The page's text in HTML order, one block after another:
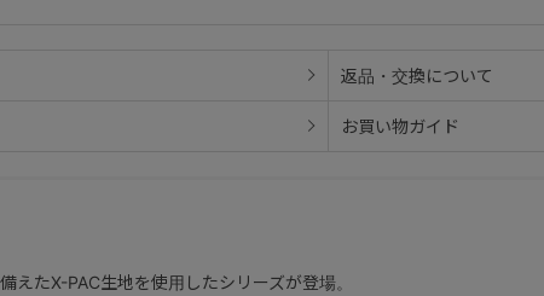
返品・交換について
お買い物ガイド
えたX-PAC生地を使用したシリーズが登場。